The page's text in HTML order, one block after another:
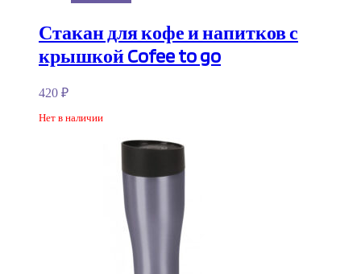
Стакан для кофе и напитков с
крышкой Cofee to go
420 ₽
Нет в наличии